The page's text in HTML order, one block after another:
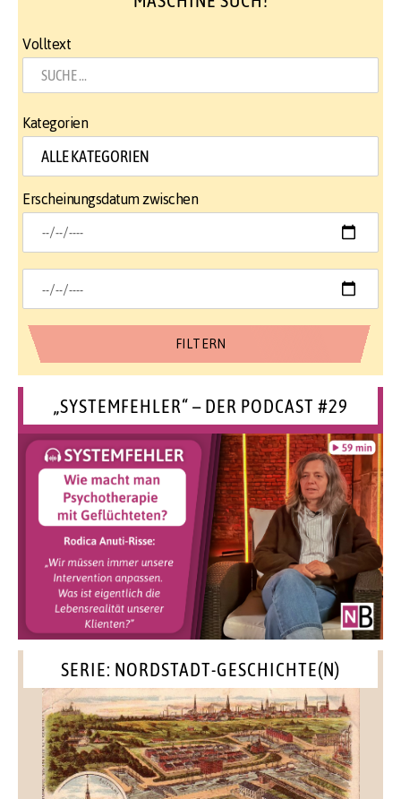
Volltext
Kategorien
Erscheinungsdatum zwischen
„SYSTEMFEHLER“ – DER PODCAST #29
SERIE: NORDSTADT-GESCHICHTE(N)